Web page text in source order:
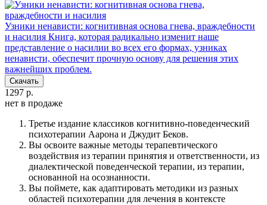
Узники ненависти: когнитивная основа гнева, враждебности
и насилия Книга, которая радикально изменит наше
представление о насилии во всех его формах, узниках
ненависти, обеспечит прочную основу для решения этих
важнейших проблем.
Скачать
1297 р.
нет в продаже
Третье издание классиков когнитивно-поведенческий
психотерапии Аарона и Джудит Беков.
Вы освоите важные методы терапевтического
воздействия из терапии принятия и ответственности, из
диалектической поведенческой терапии, из терапии,
основанной на осознанности.
Вы поймете, как адаптировать методики из разных
областей психотерапии для лечения в контексте